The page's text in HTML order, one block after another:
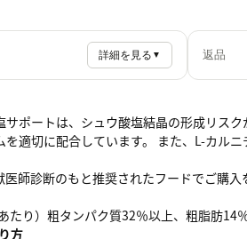
詳細を見る ▼ 返品
サポートは、シュウ酸塩結晶の形成リス
適切に配合しています。 また、L-カル
師診断のもと推奨されたフードでご購入
たり）粗タンパク質32％以上、粗脂肪
方